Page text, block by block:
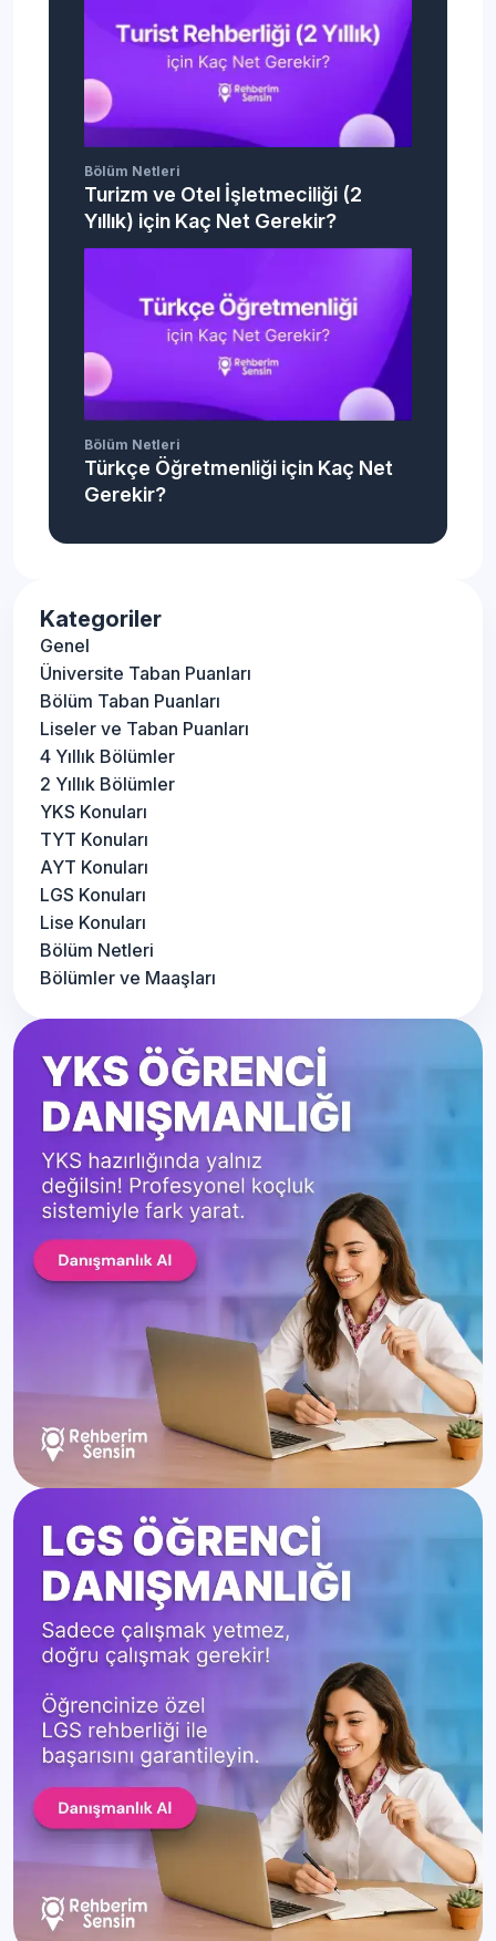
Bölüm Netleri
Turizm ve Otel İşletmeciliği (2
Yıllık) için Kaç Net Gerekir?
Bölüm Netleri
Türkçe Öğretmenliği için Kaç Net
Gerekir?
Kategoriler
Genel
Üniversite Taban Puanları
Bölüm Taban Puanları
Liseler ve Taban Puanları
4 Yıllık Bölümler
2 Yıllık Bölümler
YKS Konuları
TYT Konuları
AYT Konuları
LGS Konuları
Lise Konuları
Bölüm Netleri
Bölümler ve Maaşları